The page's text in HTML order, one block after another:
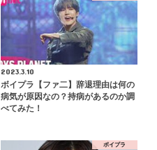
2023.3.10
ボイプラ【ファ二】辞退理由は何の
病気が原因なの？持病があるのか調
べてみた！
ボイプラ